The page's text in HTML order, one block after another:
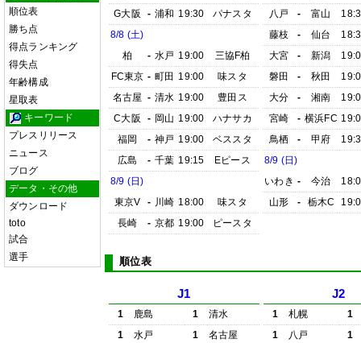
順位表
勝ち点
得点ランキング
得失点
年齢構成
星取表
キーワード
プレスリリース
ニュース
ブログ
データ・その他
ダウンロード
toto
試合
選手
G大阪
- 浦和 19:30
パナスタ
8/8 (土)
柏
- 水戸 19:00
三協F柏
FC東京 - 町田 19:00
味スタ
名古屋 - 清水 19:00
豊田ス
C大阪
- 岡山 19:00
ハナサカ
福岡
- 神戸 19:00
ベススタ
広島
- 千葉 19:15
Eピース
8/9 (日)
東京V
- 川崎 18:00
味スタ
長崎
- 京都 19:00 ピースタ
八戸
- 富山
藤枝
- 仙台
大宮
- 新潟
磐田
- 秋田
大分
- 湘南
宮崎
- 横浜FC
鳥栖
- 甲府
8/9 (日)
いわき - 今治
山形
- 栃木C
順位表
J1
1 鹿島 1
清水
1
水戸 1
名古屋
J2
1 札幌
1
1
八戸
1